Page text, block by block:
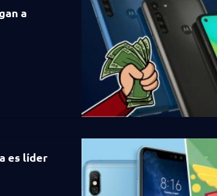
a
es líder